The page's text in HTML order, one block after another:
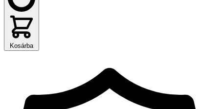
Kosárba